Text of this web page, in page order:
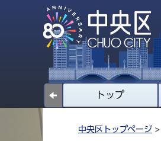
トップ
中央区トップページ >